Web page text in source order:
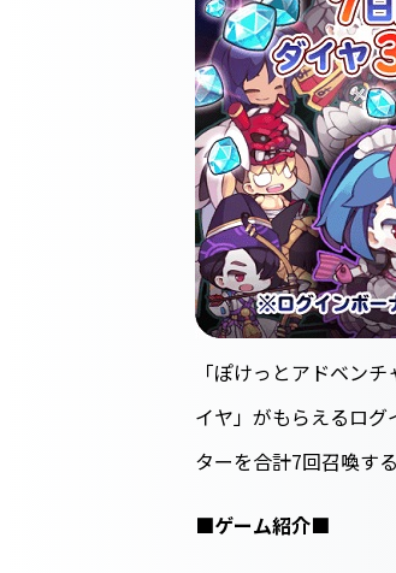
「ぽけっとアドベン
イヤ」がもらえるロ
ターを合計7回召喚す
■ゲーム紹介■